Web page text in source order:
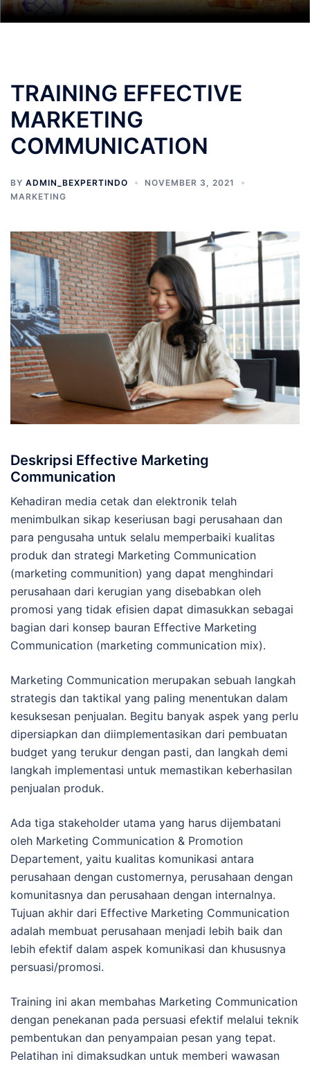
TRAINING EFFECTIVE
MARKETING
COMMUNICATION
BY ADMIN_BEXPERTINDO
NOVEMBER 3, 2021
MARKETING
Deskripsi Effective Marketing
Communication
Kehadiran media cetak dan elektronik telah
menimbulkan sikap keseriusan bagi perusahaan dan
para pengusaha untuk selalu memperbaiki kualitas
produk dan strategi Marketing Communication
(marketing communition) yang dapat menghindari
perusahaan dari kerugian yang disebabkan oleh
promosi yang tidak efisien dapat dimasukkan sebagai
bagian dari konsep bauran Effective Marketing
Communication (marketing communication mix).
Marketing Communication merupakan sebuah langkah
strategis dan taktikal yang paling menentukan dalam
kesuksesan penjualan. Begitu banyak aspek yang perlu
dipersiapkan dan diimplementasikan dari pembuatan
budget yang terukur dengan pasti, dan langkah demi
langkah implementasi untuk memastikan keberhasilan
penjualan produk.
Ada tiga stakeholder utama yang harus dijembatani
oleh Marketing Communication & Promotion
Departement, yaitu kualitas komunikasi antara
perusahaan dengan customernya, perusahaan dengan
komunitasnya dan perusahaan dengan internalnya.
Tujuan akhir dari Effective Marketing Communication
adalah membuat perusahaan menjadi lebih baik dan
lebih efektif dalam aspek komunikasi dan khususnya
persuasi/promosi.
Training ini akan membahas Marketing Communication
dengan penekanan pada persuasi efektif melalui teknik
pembentukan dan penyampaian pesan yang tepat.
Pelatihan ini dimaksudkan untuk memberi wawasan